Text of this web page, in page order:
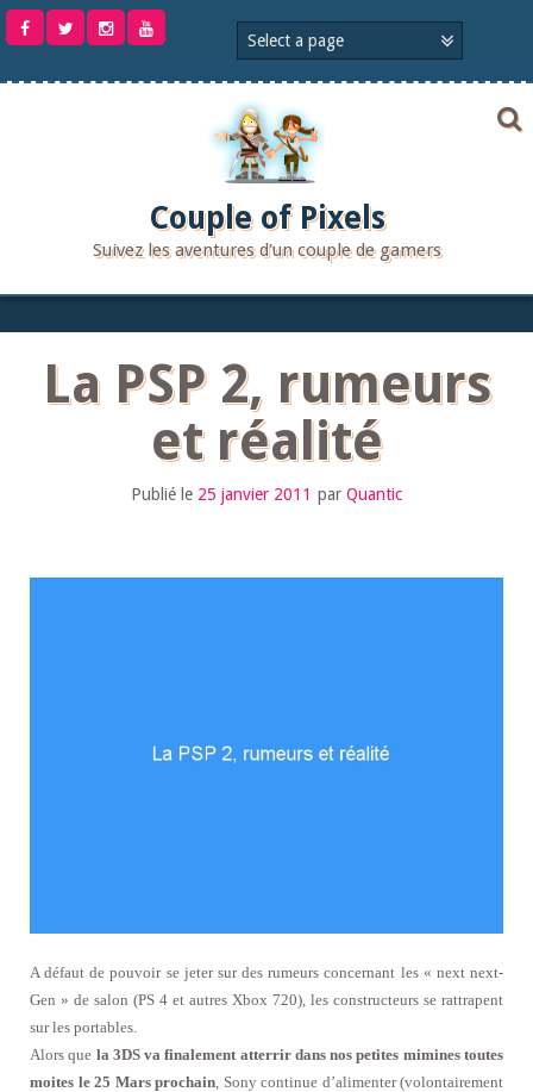
Aller
Couple of Pixels
Suivez les aventures d'un couple de gamers
La PSP 2, rumeurs
et réalité
Publié le 25 janvier 2011 par Quantic
A défaut de pouvoir se jeter sur des rumeurs concernant les « next next-
Gen » de salon (PS 4 et autres Xbox 720), les constructeurs se rattrapent
sur les portables.
Alors que la 3DS va finalement atterrir dans nos petites mimines toutes
moites le 25 Mars prochain , Sony continue d’alimenter (volontairement